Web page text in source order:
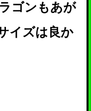
ゴンもあが
イズは良か